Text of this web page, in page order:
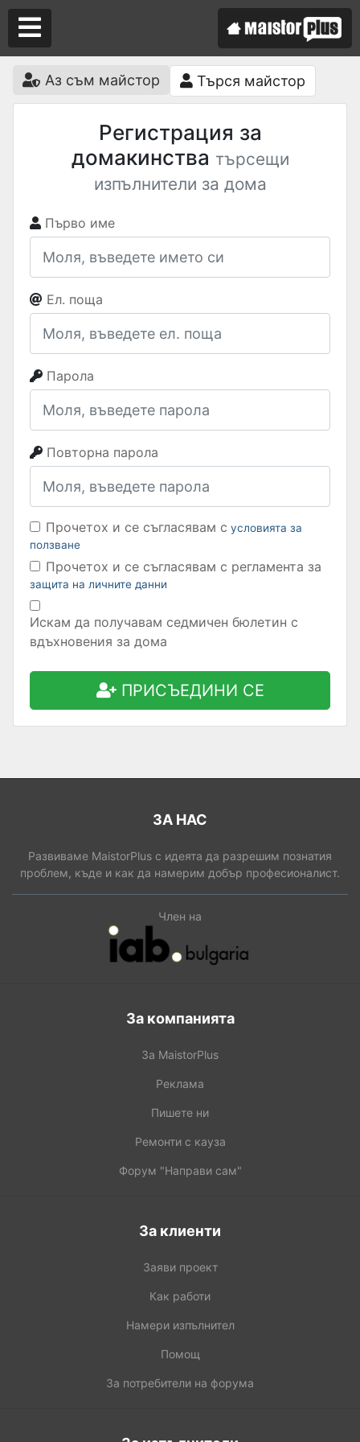
Аз съм майстор Търся майстор
Регистрация за
домакинства търсещи
изпълнители за дома
Първо име
Ел. поща
Парола
Повторна парола
Прочетох и се съгласявам с условията за
ползване
Прочетох и се съгласявам с регламента за
защита на личните данни
Искам да получавам седмичен бюлетин с
вдъхновения за дома
ПРИСЪЕДИНИ СЕ
ЗА НАС
Развиваме MaistorPlus с идеята да разрешим познатия
проблем, къде и как да намерим добър професионалист.
Член на
За компанията
За MaistorPlus
Реклама
Пишете ни
Ремонти с кауза
Форум "Направи сам"
За клиенти
Заяви проект
Как работи
Намери изпълнител
Помощ
За потребители на форума
Аз съм майстор